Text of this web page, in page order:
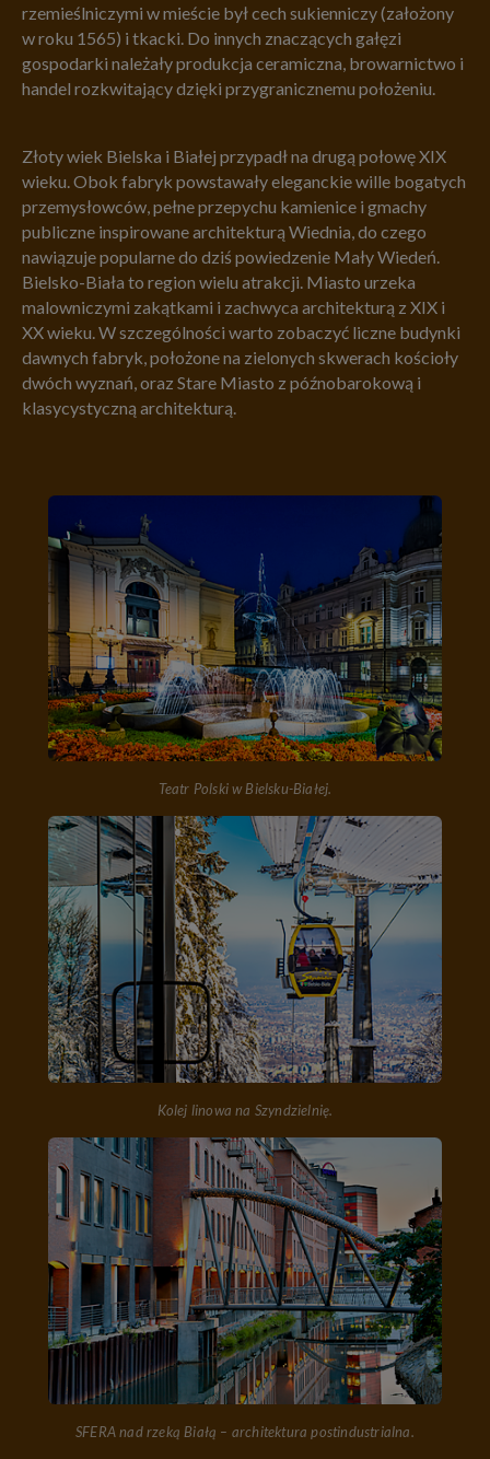
rzemieślniczymi w mieście był cech sukienniczy (założony
w roku 1565) i tkacki. Do innych znaczących gałęzi
gospodarki należały produkcja ceramiczna, browarnictwo i
handel rozkwitający dzięki przygranicznemu położeniu.
Złoty wiek Bielska i Białej przypadł na drugą połowę XIX
wieku. Obok fabryk powstawały eleganckie wille bogatych
przemysłowców, pełne przepychu kamienice i gmachy
publiczne inspirowane architekturą Wiednia, do czego
nawiązuje popularne do dziś powiedzenie Mały Wiedeń.
Bielsko-Biała to region wielu atrakcji. Miasto urzeka
malowniczymi zakątkami i zachwyca architekturą z XIX i
XX wieku. W szczególności warto zobaczyć liczne budynki
dawnych fabryk, położone na zielonych skwerach kościoły
dwóch wyznań, oraz Stare Miasto z późnobarokową i
klasycystyczną architekturą.
Teatr Polski w Bielsku-Białej.
Kolej linowa na Szyndzielnię.
SFERA nad rzeką Białą – architektura postindustrialna.